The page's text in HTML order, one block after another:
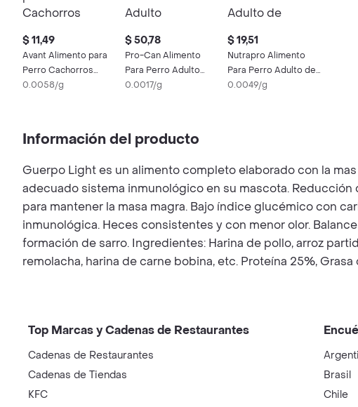
$ 11,49
Avant Alimento para
Perro Cachorros
Sabor a Pollo
0.0058/g
$ 50,78
Pro-Can Alimento
Para Perro Adulto
Receta Original de
0.0017/g
$ 19,51
Nutrapro Alimento
Para Perro Adulto de
Razas Pequeñas
0.0049/g
Información del producto
Guerpo Light es un alimento completo elaborado con la
adecuado sistema inmunológico en su mascota.
para mantener la masa magra. Bajo índice glucémico con
inmunológica. Heces consistentes y con menor olor.
formación de sarro. Ingredientes: Harina de pollo, arroz
remolacha, harina de carne bobina, etc. Proteína 25%, Grasa
Top Marcas y Cadenas de Restaurantes
Cadenas de Restaurantes
Cadenas de Tiendas
KFC
Brasil
Chile